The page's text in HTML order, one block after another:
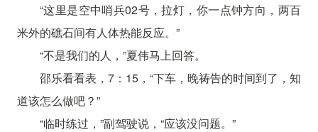
“这里是空中哨兵02号，拉灯，你一点钟方向，两百
米外的礁石间有人体热能反应。”
“不是我们的人，”夏伟马上回答。
邵乐看看表，7：15，“下车，晚祷告的时间到了，知
道该怎么做吧？”
“临时练过，”副驾驶说，“应该没问题。”